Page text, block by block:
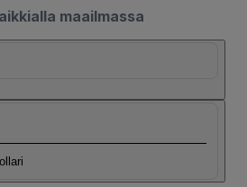
maailmassa